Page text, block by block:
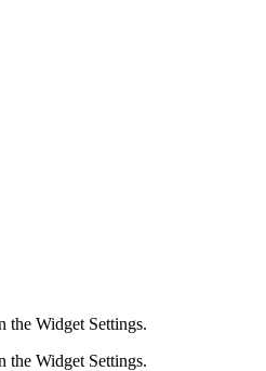
the Widget Settings.
the Widget Settings.